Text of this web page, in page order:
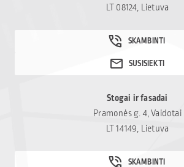
LT 08124, Lietuva
Stogai ir fasadai
Pramonės g. 4, Vaidotai
LT 14149, Lietuva